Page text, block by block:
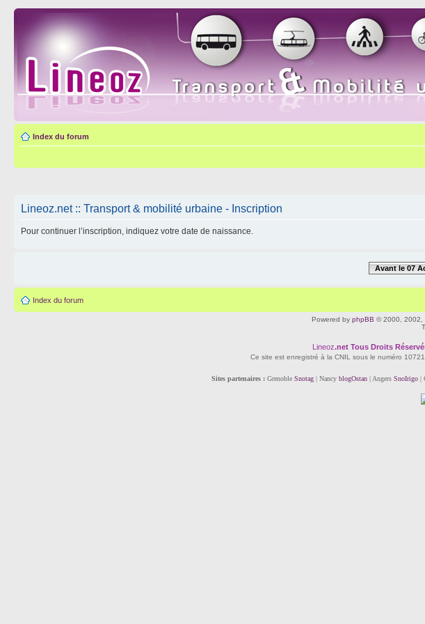
Index du forum
Lineoz.net :: Transport & mobilité urbaine - Inscription
Pour continuer l’inscription, indiquez votre date de naissance.
Avant le 07
Index du forum
Powered by phpBB © 2000, 2002,
Lineoz.netTous Droits
Ce site est enregistré à la CNIL sous le numéro
Sites partenaires :Grenoble Snotag| Nancy blogOstan| Angers SnoIrigo|